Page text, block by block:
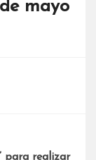
mayo
para realizar